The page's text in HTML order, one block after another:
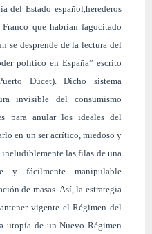
del Estado español,herederos
que habrían fagocitado
se desprende de la lectura del
político en España” escrito
Ducet). Dicho sistema
invisible del consumismo
para anular los ideales del
en un ser acrítico, miedoso y
ineludiblemente las filas de una
y fácilmente manipulable
de masas. Así, la estrategia
vigente el Régimen del
utopía de un Nuevo Régimen